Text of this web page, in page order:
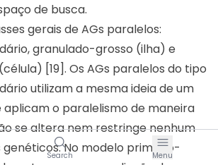
Search Menu
de busca.
gerais de AGs paralelos:
granulado-grosso (ilha) e
[19]. Os AGs paralelos do tipo
utilizam a mesma ideia de um
aplicam o paralelismo de maneira
se altera nem restringe nenhum
No modelo primário-